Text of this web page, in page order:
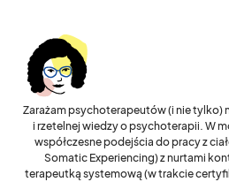
Zarażam psychoterapeutów (i nie tylko)
i rzetelnej wiedzy o psychoterapii. W
współczesne podejścia do pracy z
Somatic Experiencing) z nurtami
terapeutką systemową (w trakcie